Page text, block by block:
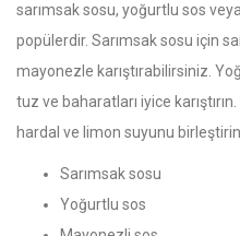
sarımsak sosu, yoğurtlu sos
popülerdir. Sarımsak sosu için
mayonezle karıştırabilirsiniz.
tuz ve baharatları iyice
hardal ve limon suyunu
Sarımsak sosu
Yoğurtlu sos